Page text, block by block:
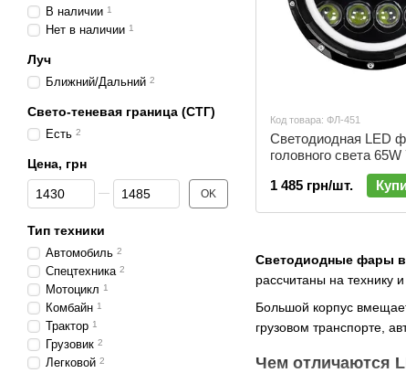
Светодиодные фары
рассчитаны на технику
Большой корпус
грузовом транспорте,
Чем отличаются
Код товара: ФЛ-451
Светодиодная LED
головного света 65W
(ближнее + дальнее
24V | ФЛ-451
1 485 грн/шт.
В наличии 1
Нет в наличии 1
Луч
Ближний/Дальний 2
Свето-теневая граница (СТГ)
Есть 2
Цена, грн
От Цена, грн
До Цена, грн OK
Тип техники
Автомобиль 2
Спецтехника 2
Мотоцикл 1
Комбайн 1
Трактор 1
Грузовик 2
Легковой 2